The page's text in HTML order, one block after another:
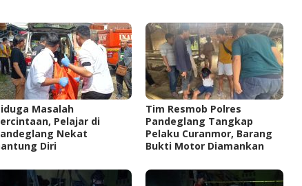
Masalah
Pelajar di
Nekat
Diri
Tim Resmob Polres
Pandeglang Tangkap
Pelaku Curanmor, Barang
Bukti Motor Diamankan